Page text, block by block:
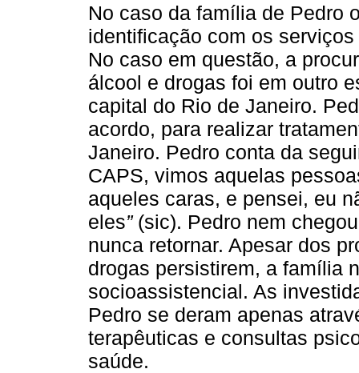
No caso da família de Pedro
identificação com os
No caso em questão, a
álcool e drogas foi em outro
capital do Rio de Janeiro.
acordo, para realizar
Janeiro. Pedro conta da
CAPS, vimos aquelas
aqueles caras, e pensei, eu
eles”(sic). Pedro nem
nunca retornar. Apesar dos
drogas persistirem, a família
socioassistencial. As
Pedro se deram apenas
terapêuticas e consultas
saúde.